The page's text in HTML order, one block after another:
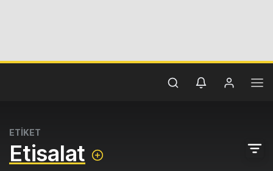
ETİKET
Etisalat